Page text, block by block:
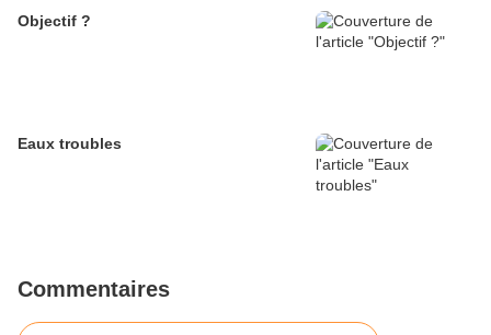
Objectif ?
Eaux troubles
Commentaires